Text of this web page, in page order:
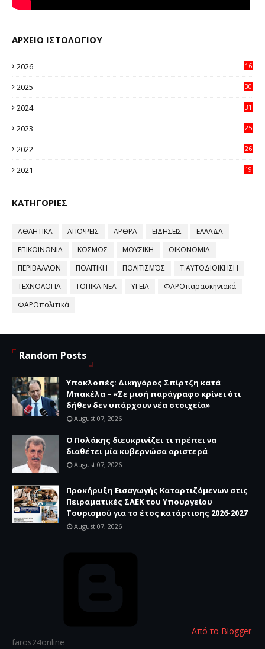
ΑΡΧΕΙΟ ΙΣΤΟΛΟΓΙΟΥ
2026
16
2025
30
2024
31
2023
25
2022
26
2021
19
ΚΑΤΗΓΟΡΙΕΣ
ΑΘΛΗΤΙΚΑ ΑΠΟΨΕΙΣ ΑΡΘΡΑ ΕΙΔΗΣΕΙΣ
ΕΛΛΑΔΑ
ΕΠΙΚΟΙΝΩΝΙΑ
ΚΟΣΜΟΣ ΜΟΥΣΙΚΗ
ΟΙΚΟΝΟΜΙΑ
ΠΕΡΙΒΑΛΛΟΝ
ΠΟΛΙΤΙΚΗ ΠΟΛΙΤΙΣΜΌΣ
Τ.ΑΥΤΟΔΙΟΙΚΗΣΗ
ΤΕΧΝΟΛΟΓΙΑ
ΤΟΠΙΚΑ ΝΕΑ ΥΓΕΙΑ
ΦΑΡΟπαρασκηνιακά
ΦΑΡΟπολιτικά
Random Posts
Υποκλοπές: Δικηγόρος Σπίρτζη κατά
Μπακέλα – «Σε μισή παράγραφο κρίνει ότι
δήθεν δεν υπάρχουν νέα στοιχεία»
August 07, 2026
Ο Πολάκης διευκρινίζει τι πρέπει να
διαθέτει μία κυβερνώσα αριστερά
August 07, 2026
Προκήρυξη Εισαγωγής Καταρτιζόμενων στις
Πειραματικές ΣΑΕΚ του Υπουργείου
Τουρισμού για το έτος κατάρτισης 2026-2027
August 07, 2026
Από το Blogger
faros24online